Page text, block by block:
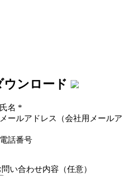
ンロード
氏名 *
メールアドレス（会社用メールア
電話番号
問い合わせ内容（任意）